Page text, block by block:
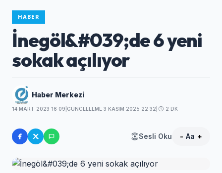
HABER
İnegöl&#039;de 6 yeni
sokak açılıyor
Haber Merkezi
14 MART 2023 16:09 GÜNCELLEME 3 KASIM 2025 22:32 2 DK
Sesli Oku - Aa +